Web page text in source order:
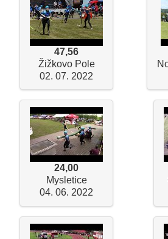
47,56
Žižkovo Pole
02. 07. 2022
24,00
Mysletice
04. 06. 2022